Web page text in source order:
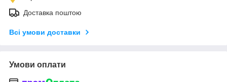
Доставка поштою
Всі умови доставки
Умови оплати